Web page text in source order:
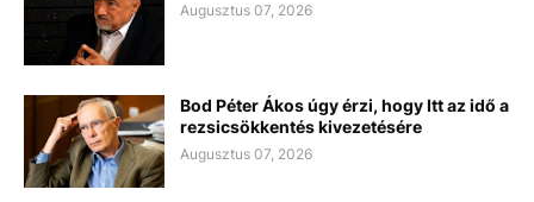
Augusztus 07, 2026
Bod Péter Ákos úgy érzi, hogy Itt az idő a
rezsicsökkentés kivezetésére
Augusztus 07, 2026